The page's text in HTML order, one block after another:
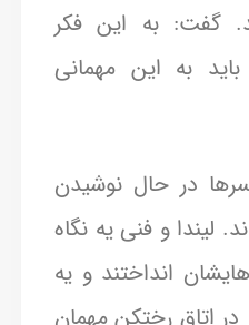
گفت: به این فکر
به این مهمانی
در حال نوشیدن
لیندا و فنی یه نگاه
انداختند و یه